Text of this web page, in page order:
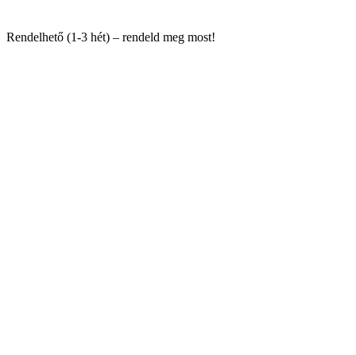
Rendelhető (1-3 hét) – rendeld meg most!